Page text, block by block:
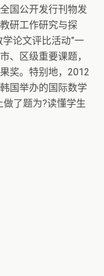
国公开发行刊物发
研工作研究与探
论文评比活动”一
、区级重要课题，
奖。特别地，2012
国举办的国际数学
了题为?读懂学生